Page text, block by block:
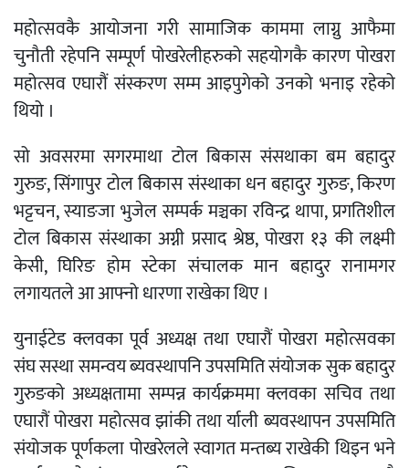
महोत्सवकै आयोजना गरी सामाजिक काममा लाग्नु आफैमा
चुनौती रहेपनि सम्पूर्ण पोखरेलीहरुको सहयोगकै कारण पोखरा
महोत्सव एघारौं संस्करण सम्म आइपुगेको उनको भनाइ रहेको
थियो ।
सो अवसरमा सगरमाथा टोल बिकास संसथाका बम बहादुर
गुरुङ, सिंगापुर टोल बिकास संस्थाका धन बहादुर गुरुङ, किरण
भट्टचन, स्याङजा भुजेल सम्पर्क मञ्चका रविन्द्र थापा, प्रगतिशील
टोल बिकास संस्थाका अग्नी प्रसाद श्रेष्ठ, पोखरा १३ की लक्ष्मी
केसी, घिरिङ होम स्टेका संचालक मान बहादुर रानामगर
लगायतले आ आफ्नो धारणा राखेका थिए ।
युनाईटेड क्लवका पूर्व अध्यक्ष तथा एघारौं पोखरा महोत्सवका
संघ सस्था समन्वय ब्यवस्थापनि उपसमिति संयोजक सुक बहादुर
गुरुङको अध्यक्षतामा सम्पन्न कार्यक्रममा क्लवका सचिव तथा
एघारौं पोखरा महोत्सव झांकी तथा र्याली ब्यवस्थापन उपसमिति
संयोजक पूर्णकला पोखरेलले स्वागत मन्तब्य राखेकी थिइन भने